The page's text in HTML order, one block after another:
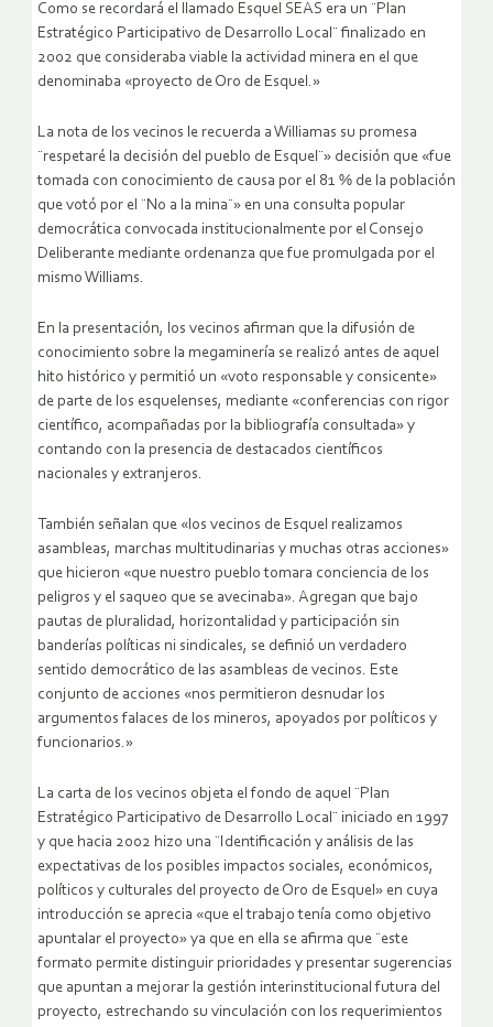
Como se recordará el llamado Esquel SEAS era un ¨Plan
Estratégico Participativo de Desarrollo Local¨ finalizado en
2002 que consideraba viable la actividad minera en el que
denominaba «proyecto de Oro de Esquel.»
La nota de los vecinos le recuerda a Williamas su promesa
¨respetaré la decisión del pueblo de Esquel¨» decisión que «fue
tomada con conocimiento de causa por el 81 % de la población
que votó por el ¨No a la mina¨» en una consulta popular
democrática convocada institucionalmente por el Consejo
Deliberante mediante ordenanza que fue promulgada por el
mismo Williams.
En la presentación, los vecinos afirman que la difusión de
conocimiento sobre la megaminería se realizó antes de aquel
hito histórico y permitió un «voto responsable y consicente»
de parte de los esquelenses, mediante «conferencias con rigor
científico, acompañadas por la bibliografía consultada» y
contando con la presencia de destacados científicos
nacionales y extranjeros.
También señalan que «los vecinos de Esquel realizamos
asambleas, marchas multitudinarias y muchas otras acciones»
que hicieron «que nuestro pueblo tomara conciencia de los
peligros y el saqueo que se avecinaba». Agregan que bajo
pautas de pluralidad, horizontalidad y participación sin
banderías políticas ni sindicales, se definió un verdadero
sentido democrático de las asambleas de vecinos. Este
conjunto de acciones «nos permitieron desnudar los
argumentos falaces de los mineros, apoyados por políticos y
funcionarios.»
La carta de los vecinos objeta el fondo de aquel ¨Plan
Estratégico Participativo de Desarrollo Local¨ iniciado en 1997
y que hacia 2002 hizo una ¨Identificación y análisis de las
expectativas de los posibles impactos sociales, económicos,
políticos y culturales del proyecto de Oro de Esquel» en cuya
introducción se aprecia «que el trabajo tenía como objetivo
apuntalar el proyecto» ya que en ella se afirma que ¨este
formato permite distinguir prioridades y presentar sugerencias
que apuntan a mejorar la gestión interinstitucional futura del
proyecto, estrechando su vinculación con los requerimientos